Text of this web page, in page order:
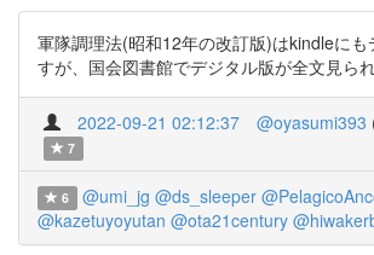
軍隊調理法(昭和12年の改訂版)はkindleにも
すが、国会図書館でデジタル版が全文見ら
2022-09-21 02:12:37 @oyasumi393
7
6 @umi_jg @ds_sleeper
@kazetuyoyutan @ota21century